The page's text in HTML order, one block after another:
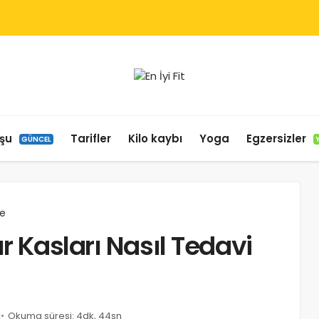
GÜNCEL Tarifler Kilo kaybı Yoga Egzersizler
Kasları Nasıl Tedavi
Okuma süresi: 4dk, 44sn